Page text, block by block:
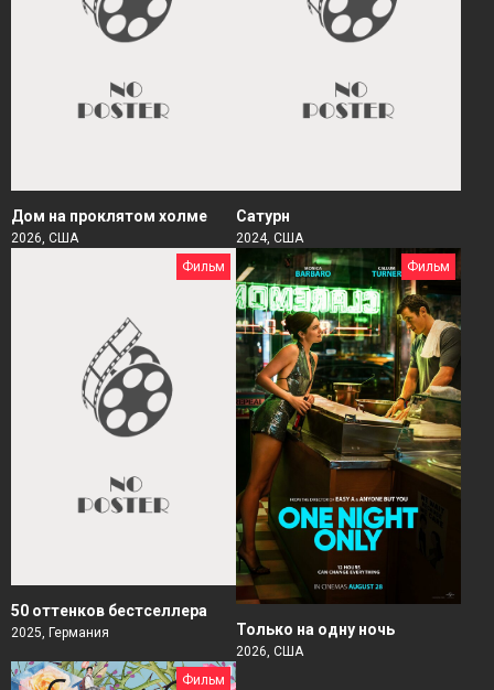
Дом на проклятом холме
2026, США
Сатурн
2024, США
Фильм
50 оттенков бестселлера
2025, Германия
Фильм
Только на одну ночь
2026, США
Фильм